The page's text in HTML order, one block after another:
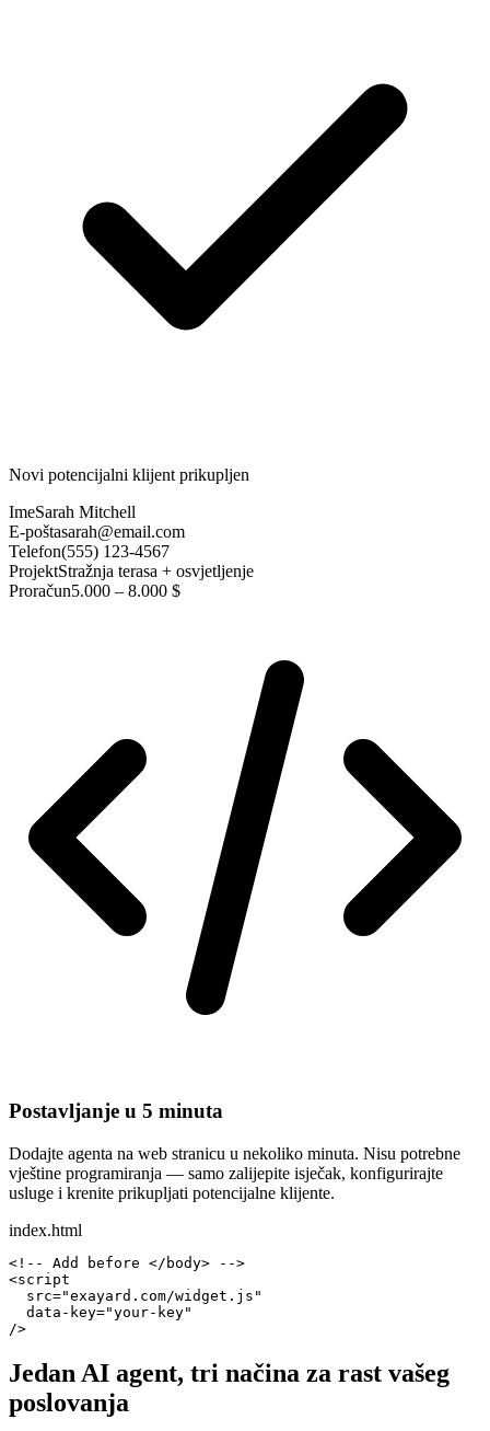
Novi potencijalni klijent prikupljen
ImeSarah Mitchell
E-poštasarah@email.com
Telefon(555) 123-4567
ProjektStražnja terasa + osvjetljenje
Proračun5.000 – 8.000 $
Postavljanje u 5 minuta
Dodajte agenta na web stranicu u nekoliko minuta. Nisu potrebne
vještine programiranja — samo zalijepite isječak, konfigurirajte
usluge i krenite prikupljati potencijalne klijente.
index.html
<!-- Add before </body> -->
<script
src="exayard.com/widget.js"
data-key="your-key"
/>
Jedan AI agent, tri načina za rast vašeg
poslovanja